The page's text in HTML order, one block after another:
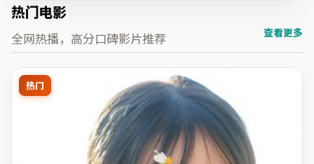
热门电影
全网热播，高分口碑影片推荐 查看更多
热门